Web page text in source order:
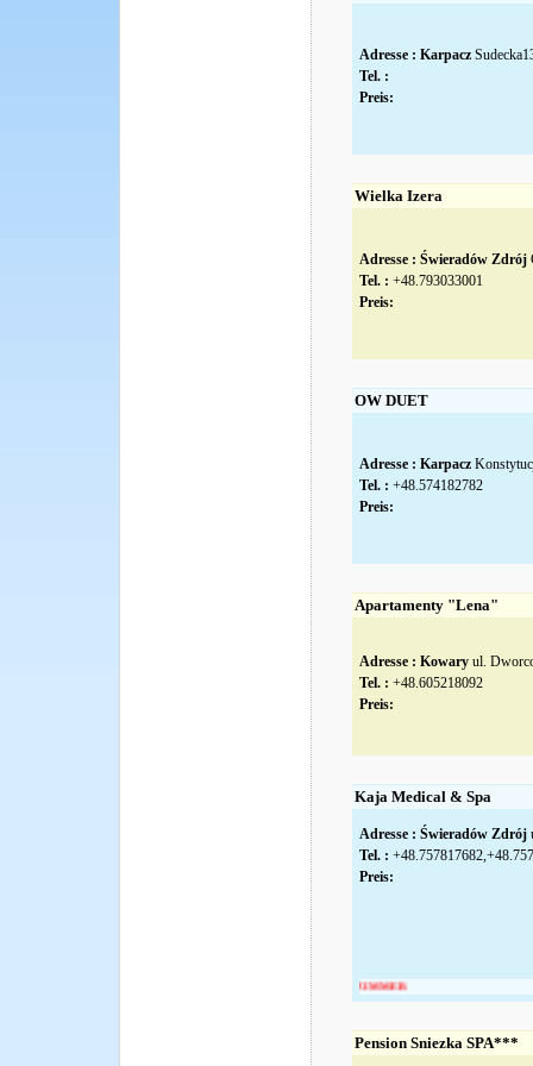
Adresse : Karpacz
Tel. :
Preis:
Wielka Izera
Adresse : Świeradów Zdrój
Tel. : +48.793033001
Preis:
OW DUET
Adresse : Karpacz
Tel. : +48.574182782
Preis:
Apartamenty "Lena"
Adresse : Kowaryul.
Tel. : +48.605218092
Preis:
Kaja Medical & Spa
Adresse : Świeradów Zdrój
Tel. :
Preis:
Pension Sniezka SPA***